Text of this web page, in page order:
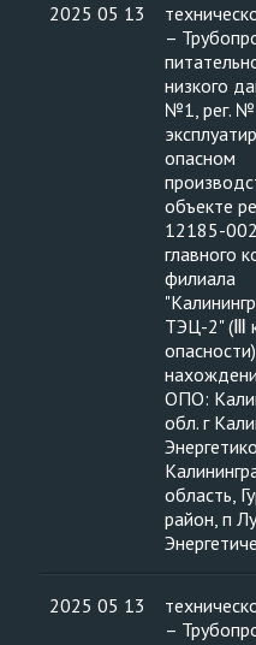
2025 05 13
–
низкого
№1, рег.
опасном
объекте
12185-
главного
филиала
ТЭЦ-2" (Ⅲ
ОПО:
обл. г
область,
район, п
2025 05 13
–